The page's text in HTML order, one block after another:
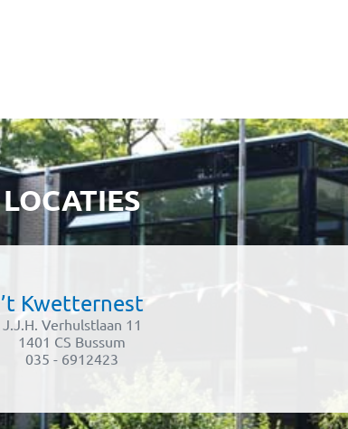
LOCATIES
’t Kwetternest
J.J.H. Verhulstlaan 11
1401 CS Bussum
035 - 6912423